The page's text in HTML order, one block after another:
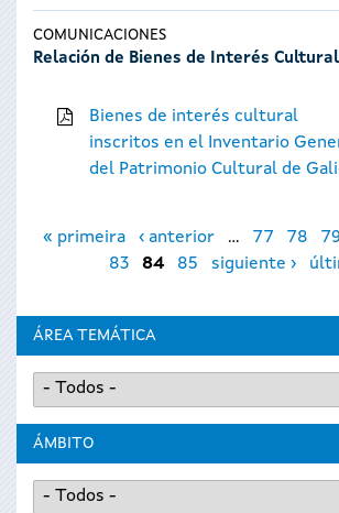
COMUNICACIONES
Relación de Bienes de Interés
Bienes de interés cultural
inscritos en el Inventario
del Patrimonio Cultural de
Páginas
« primeira ‹ anterior … 77 78 79
83
84 85 siguiente ›
ÁREA TEMÁTICA
ÁMBITO